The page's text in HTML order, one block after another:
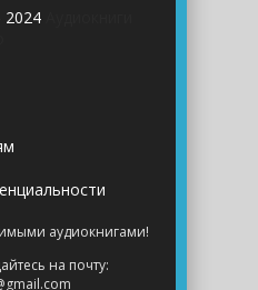
2024
аудиокнигами!
на почту: